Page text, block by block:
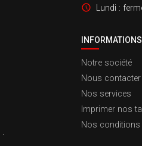
Lundi :
INFORMATIONS
Notre société
Nous contacter
Nos services
Imprimer nos
Nos conditions